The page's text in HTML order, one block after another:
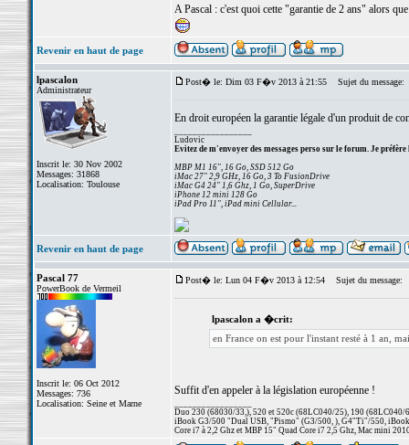
A Pascal : c'est quoi cette "garantie de 2 ans" alors
Revenir en haut de page
lpascalon
Administrateur
Inscrit le: 30 Nov 2002
Messages: 31868
Localisation: Toulouse
Post� le: Dim 03 F�v 2013 à 21:55 Sujet du message:
En droit européen la garantie légale d'un produit de
Ludovic
Evitez de m'envoyer des messages perso sur le forum. Je préfère
MBP M1 16", 16 Go, SSD 512 Go
iMac 27" 2,9 GHz, 16 Go, 3 To FusionDrive
iMac G4 24" 1,6 Ghz, 1 Go, SuperDrive
iPhone 12 mini 128 Go
iPad Pro 11", iPad mini Cellular...
Revenir en haut de page
Pascal 77
PowerBook de Vermeil
Inscrit le: 06 Oct 2012
Messages: 736
Localisation: Seine et Marne
Post� le: Lun 04 F�v 2013 à 12:54 Sujet du message:
lpascalon a �crit:
en France on est pour l'instant resté à 1 an,
Suffit d'en appeler à la législation européenne !
Duo 230 (68030/33,), 520 et 520c (68LC040/25), 190 (68LC040/
iBook G3/500 "Dual USB, "Pismo" (G3/500, ), G4"Ti"/550,
Core i7 à 2,2 Ghz et MBP 15" Quad Core i7 2,5 Ghz, Mac mini